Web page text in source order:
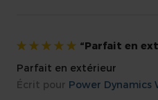
Autres caractéristiques
Marque
100%
Parfait en
Parfait en extérieur
Écrit pour Power Dynamics